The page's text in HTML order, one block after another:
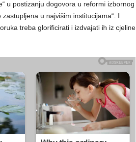
u postizanju dogovora u reformi izbornog
u najvišim institucijama“. I
treba glorificirati i izdvajati ih iz cjeline